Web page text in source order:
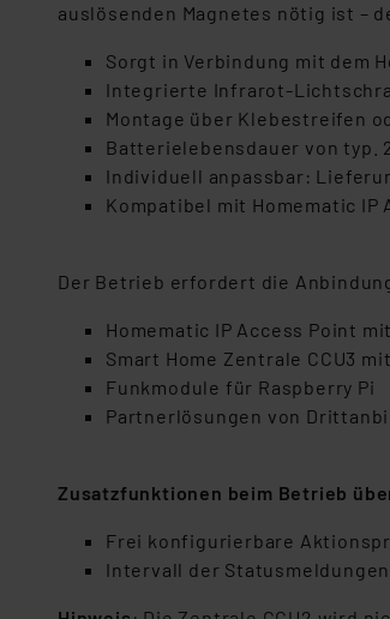
auslösenden Magnetes nötig ist –
Sorgt in Verbindung mit dem
Integrierte Infrarot-
Montage über Klebestreifen
Batterielebensdauer von typ.
Individuell anpassbar:
Kompatibel mit Homematic IP
Der Betrieb erfordert die
Homematic IP Access Point
Smart Home Zentrale CCU3
Funkmodule für Raspberry Pi
Partnerlösungen von
Zusatzfunktionen beim Betrieb
Frei konfigurierbare
Intervall der